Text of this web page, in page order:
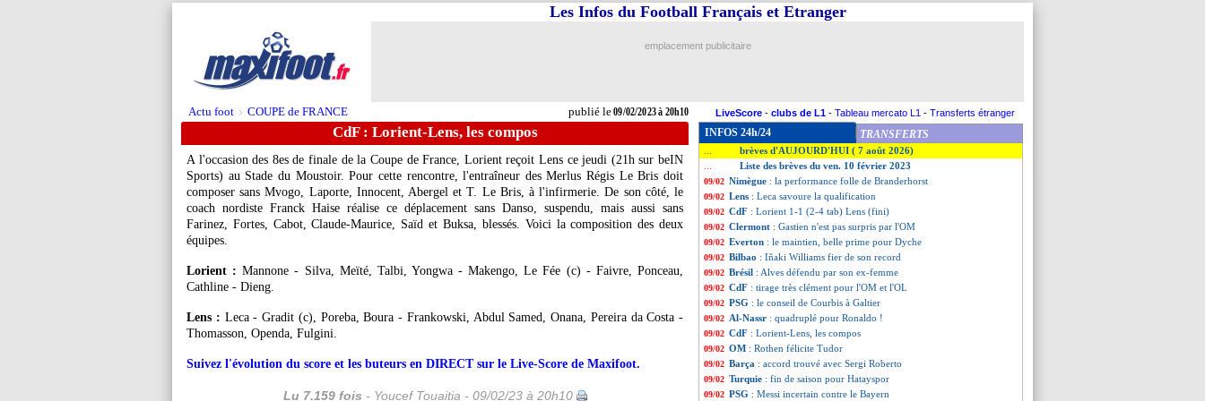
Actu foot > COUPE de FRANCE publié le09/02/2023 à 20h10
Les Infos du Football Français et Etranger
emplacement publicitaire
LiveScore - clubs de L1 - Tableau mercato L1 - Transferts étranger
CdF : Lorient-Lens, les compos
A l'occasion des 8es de finale de la Coupe de France, Lorient reçoit Lens ce jeudi (21h sur beIN
Sports) au Stade du Moustoir. Pour cette rencontre, l'entraîneur des Merlus Régis Le Bris doit
composer sans Mvogo, Laporte, Innocent, Abergel et T. Le Bris, à l'infirmerie. De son côté, le
coach nordiste Franck Haise réalise ce déplacement sans Danso, suspendu, mais aussi sans
Farinez, Fortes, Cabot, Claude-Maurice, Saïd et Buksa, blessés. Voici la composition des deux
équipes.
Lorient : Mannone - Silva, Meïté, Talbi, Yongwa - Makengo, Le Fée (c) - Faivre, Ponceau,
Cathline - Dieng.
Lens : Leca - Gradit (c), Poreba, Boura - Frankowski, Abdul Samed, Onana, Pereira da Costa -
Thomasson, Openda, Fulgini.
Suivez l'évolution du score et les buteurs en DIRECT sur le Live-Score de Maxifoot.
Lu 7.159 fois - Youcef Touaitia - 09/02/23 à 20h10
INFOS 24h/24 TRANSFERTS
brèves d'AUJOURD'HUI ( 7 août 2026)
Liste des brèves du ven. 10 février 2023
09/02 Nimègue : la performance folle de Branderhorst
09/02 Lens : Leca savoure la qualification
09/02 CdF : Lorient 1-1 (2-4 tab) Lens (fini)
09/02 Clermont : Gastien n'est pas surpris par l'OM
09/02 Everton : le maintien, belle prime pour Dyche
09/02 Bilbao : Iñaki Williams fier de son record
09/02 Brésil : Alves défendu par son ex-femme
09/02 CdF : tirage très clément pour l'OM et l'OL
09/02 PSG : le conseil de Courbis à Galtier
09/02 Al-Nassr : quadruplé pour Ronaldo !
09/02 CdF : Lorient-Lens, les compos
09/02 OM : Rothen félicite Tudor
09/02 Barça : accord trouvé avec Sergi Roberto
09/02 Turquie : fin de saison pour Hatayspor
09/02 PSG : Messi incertain contre le Bayern